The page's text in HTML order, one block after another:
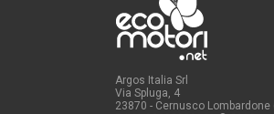
Argos Italia Srl
Via Spluga, 4
23870 - Cernusco Lombardone